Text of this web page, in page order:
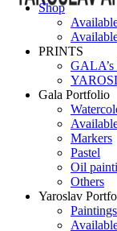
Shop
PRINTS
Gala Portfolio
Markers
Pastel
Oil
Others
Yaroslav
Paintings